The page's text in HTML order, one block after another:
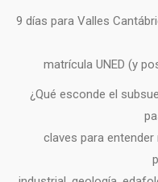
9 días para Valles
matrícula UNED (y
¿Qué esconde el
claves para